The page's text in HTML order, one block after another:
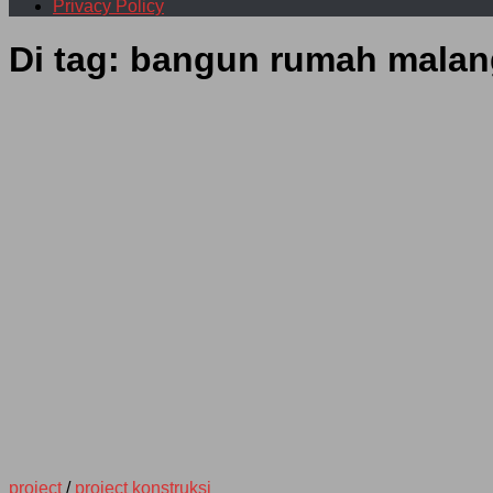
Privacy Policy
Di tag: bangun rumah
project / project konstruksi